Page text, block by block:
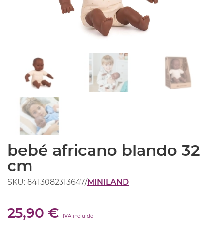
bebé africano blando 32
cm
SKU: 8413082313647/MINILAND
25,90 € IVA incluido